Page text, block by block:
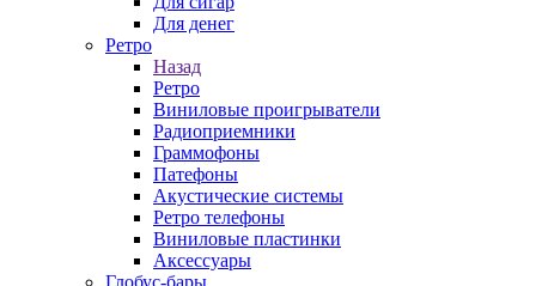
Для денег
Ретро
Назад
Ретро
Виниловые проигрыватели
Радиоприемники
Граммофоны
Патефоны
Акустические системы
Ретро телефоны
Виниловые пластинки
Аксессуары
Глобус-бары